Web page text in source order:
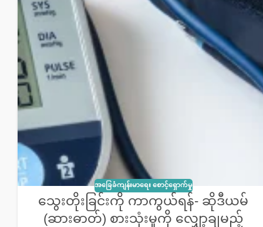
အခြေခံကျန်းမာရေး စောင့်ရှောက်မှု
သွေးတိုးခြင်းကို ကာကွယ်ရန်- ဆိုဒီယမ်
(ဆားဓာတ်) စားသုံးမှုကို လျှော့ချမည့်